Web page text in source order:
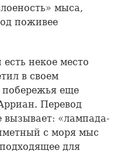
мыса,
поживее
некое место
в своем
еще
Перевод
вызывает: «лампада-
с моря мыс
для